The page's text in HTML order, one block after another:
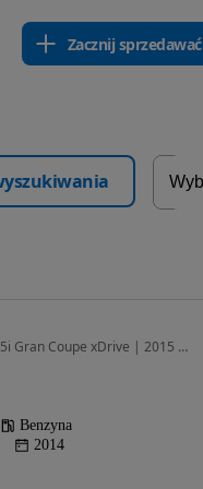
Zacznij sprzedawać
2979 cm3 • 306 KM • BMW 435i Gran Coupe xDrive | 2015 | AWD/4WD | M Sport | 3.0 Turbo
Benzyna
2014